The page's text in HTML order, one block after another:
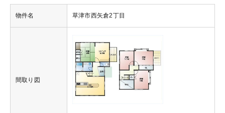
物件名 草津市西矢倉2丁目
間取り図